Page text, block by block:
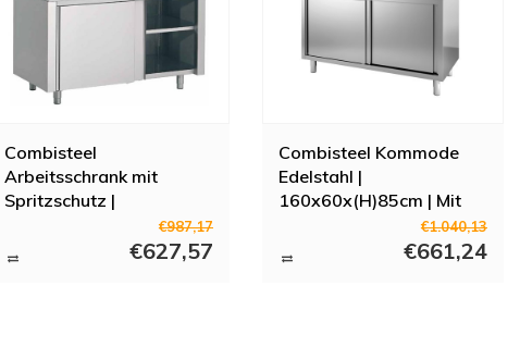
Combisteel
Arbeitsschrank mit
Spritzschutz |
€987,17
€627,57
Combisteel Kommode
Edelstahl |
160x60x(H)85cm | Mit
€1.040,13
€661,24